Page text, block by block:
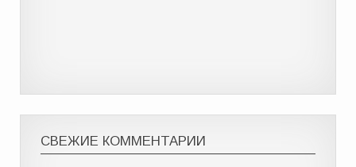
СВЕЖИЕ КОММЕНТАРИИ